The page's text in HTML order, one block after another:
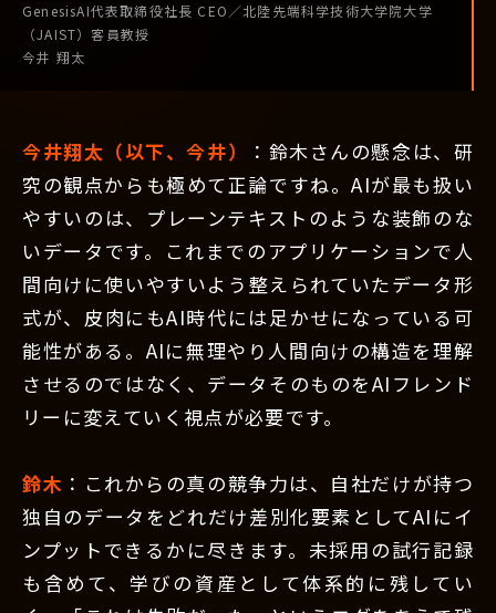
GenesisAI代表取締役社長 CEO／北陸先端科学技術大学院大学
（JAIST）客員教授
今井 翔太
今井翔太（以下、今井）
：鈴木さんの懸念は、研
究の観点からも極めて正論ですね。AIが最も扱い
やすいのは、プレーンテキストのような装飾のな
いデータです。これまでのアプリケーションで人
間向けに使いやすいよう整えられていたデータ形
式が、皮肉にもAI時代には足かせになっている可
能性がある。AIに無理やり人間向けの構造を理解
させるのではなく、データそのものをAIフレンド
リーに変えていく視点が必要です。
鈴木 ：これからの真の競争力は、自社だけが持つ
独自のデータをどれだけ差別化要素としてAIにイ
ンプットできるかに尽きます。未採用の試行記録
も含めて、学びの資産として体系的に残してい